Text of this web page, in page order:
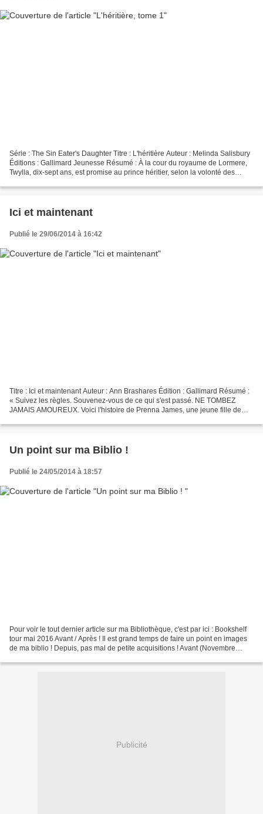
Série : The Sin Eater's Daughter Titre : L'héritière Auteur : Melinda Salisbury
Éditions : Gallimard Jeunesse Résumé : À la cour du royaume de Lormere,
Twylla, dix-sept ans, est promise au prince héritier, selon la volonté des
Ici et maintenant
Publié le 29/06/2014 à 16:42
Titre : Ici et maintenant Auteur : Ann Brashares Édition : Gallimard Résumé :
« Suivez les règles. Souvenez-vous de ce qui s'est passé. NE TOMBEZ
JAMAIS AMOUREUX. Voici l'histoire de Prenna James, une jeune fille de
Un point sur ma Biblio !
Publié le 24/05/2014 à 18:57
Pour voir le tout dernier article sur ma Bibliothèque, c'est par ici : Bookshelf
tour mai 2016 Avant / Après ! Il est grand temps de faire un point en images
de ma biblio ! Depuis, pas mal de petite acquisitions ! Avant (Novembre
Publicité